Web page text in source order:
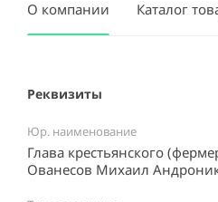
О компании Каталог
Реквизиты
Юр. наименование
Глава крестьянского
Ованесов Михаил